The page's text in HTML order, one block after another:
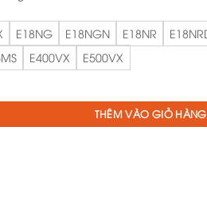
E18NG E18NGN E18NR
E400VX E500VX
THÊM VÀO GIỎ HÀNG